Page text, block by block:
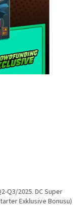
Q3/2025. DC Super
Exklusive Bonusu)